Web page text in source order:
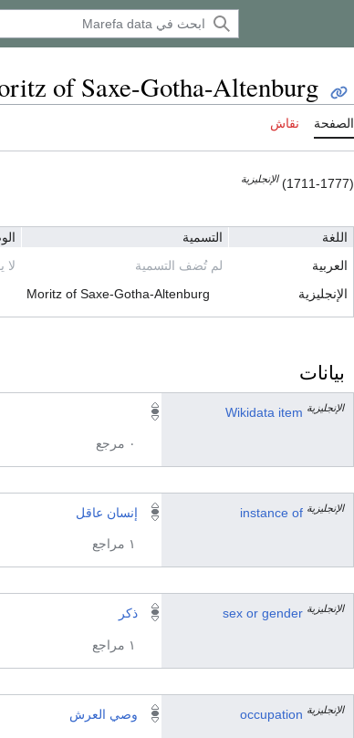
of Saxe-Gotha-Altenburg
الصفحة نقاش
(1711-1777) الإنجليزية
اللغة التسمية
العربية
لم تُضف التسمية
الإنجليزية
Moritz of Saxe-Gotha-Altenburg
بيانات
Wikidata item الإنجليزية
٠ مرجع
instance of الإنجليزية إنسان عاقل
١ مراجع
sex or gender الإنجليزية ذكر
١ مراجع
occupation الإنجليزية وصي العرش